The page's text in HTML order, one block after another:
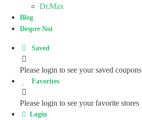
Dr.Max
Blog
Despre Noi
Saved
Please login to see your saved coupons
Favorites
Please login to see your favorite stores
Login